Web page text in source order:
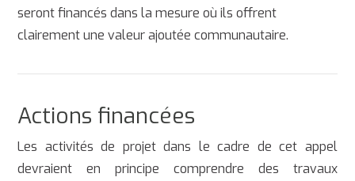
seront financés dans la mesure où ils offrent
clairement une valeur ajoutée communautaire.
Actions financées
Les activités de projet dans le cadre de cet appel
devraient en principe comprendre des travaux